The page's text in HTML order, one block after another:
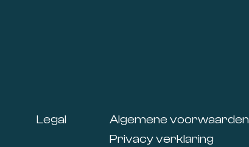
Legal
Algemene voorwaarden
Privacy verklaring